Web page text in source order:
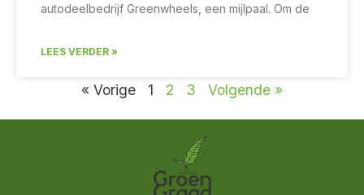
autodeelbedrijf Greenwheels, een mijlpaal. Om de
LEES VERDER »
« Vorige 1 2 3 Volgende »